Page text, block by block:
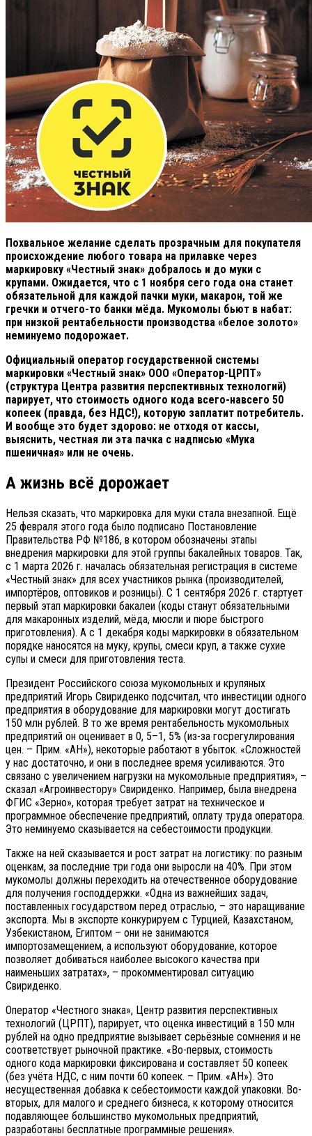
Похвальное желание сделать прозрачным для покупателя
происхождение любого товара на прилавке через
маркировку «Честный знак» добралось и до муки с
крупами. Ожидается, что с 1 ноября сего года она станет
обязательной для каждой пачки муки, макарон, той же
гречки и отчего-то банки мёда. Мукомолы бьют в набат:
при низкой рентабельности производства «белое золото»
неминуемо подорожает.
Официальный оператор государственной системы
маркировки «Честный знак» ООО «Оператор-ЦРПТ»
(структура Центра развития перспективных технологий)
парирует, что стоимость одного кода всего-навсего 50
копеек (правда, без НДС!), которую заплатит потребитель.
И вообще это будет здорово: не отходя от кассы,
выяснить, честная ли эта пачка с надписью «Мука
пшеничная» или не очень.
А жизнь всё дорожает
Нельзя сказать, что маркировка для муки стала внезапной. Ещё
25 февраля этого года было подписано Постановление
Правительства РФ №186, в котором обозначены этапы
внедрения маркировки для этой группы бакалейных товаров. Так,
с 1 марта 2026 г. началась обязательная регистрация в системе
«Честный знак» для всех участников рынка (производителей,
импортёров, оптовиков и розницы). С 1 сентября 2026 г. стартует
первый этап маркировки бакалеи (коды станут обязательными
для макаронных изделий, мёда, мюсли и пюре быстрого
приготовления). А с 1 декабря коды маркировки в обязательном
порядке наносятся на муку, крупы, смеси круп, а также сухие
супы и смеси для приготовления теста.
Президент Российского союза мукомольных и крупяных
предприятий Игорь Свириденко подсчитал, что инвестиции одного
предприятия в оборудование для маркировки могут достигать
150 млн рублей. В то же время рентабельность мукомольных
предприятий он оценивает в 0, 5–1, 5% (из-за госрегулирования
цен. – Прим. «АН»), некоторые работают в убыток. «Сложностей
у нас достаточно, и они в последнее время усиливаются. Это
связано с увеличением нагрузки на мукомольные предприятия», –
сказал «Агроинвестору» Свириденко. Например, была внедрена
ФГИС «Зерно», которая требует затрат на техническое и
программное обеспечение предприятий, оплату труда оператора.
Это неминуемо сказывается на себестоимости продукции.
Также на ней сказывается и рост затрат на логистику: по разным
оценкам, за последние три года они выросли на 40%. При этом
мукомолы должны переходить на отечественное оборудование
для получения господдержки. «Одна из важнейших задач,
поставленных государством перед отраслью, – это наращивание
экспорта. Мы в экспорте конкурируем с Турцией, Казахстаном,
Узбекистаном, Египтом – они не занимаются
импортозамещением, а используют оборудование, которое
позволяет добиваться наиболее высокого качества при
наименьших затратах», – прокомментировал ситуацию
Свириденко.
Оператор «Честного знака», Центр развития перспективных
технологий (ЦРПТ), парирует, что оценка инвестиций в 150 млн
рублей на одно предприятие вызывает серьёзные сомнения и не
соответствует рыночной практике. «Во-первых, стоимость
одного кода маркировки фиксирована и составляет 50 копеек
(без учёта НДС, с ним почти 60 копеек. – Прим. «АН»). Это
несущественная добавка к себестоимости каждой упаковки. Во-
вторых, для малого и среднего бизнеса, к которому относится
подавляющее большинство мукомольных предприятий,
разработаны бесплатные программные решения».